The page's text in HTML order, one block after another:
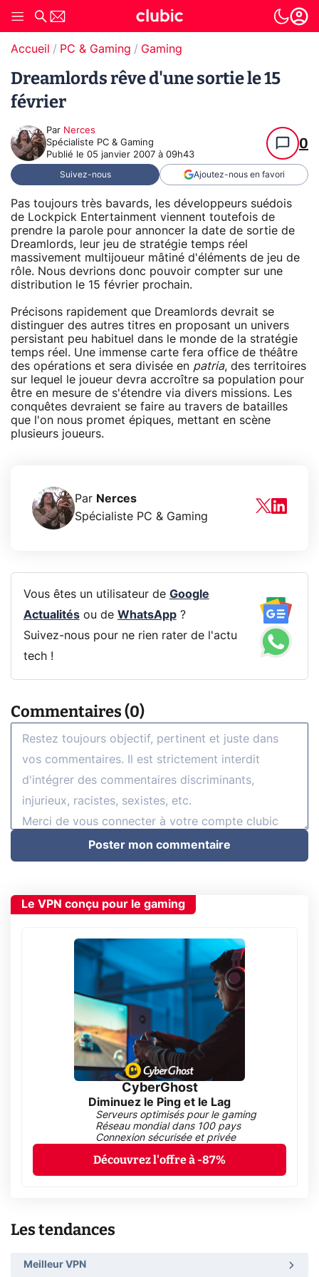
Accueil PC & Gaming Gaming
Dreamlords rêve d'une sortie le 15
février
Par Nerces
Spécialiste PC & Gaming
Publié le 05 janvier 2007 à 09h43
0
Suivez-nous Ajoutez-nous en favori
Pas toujours très bavards, les développeurs suédois
de Lockpick Entertainment viennent toutefois de
prendre la parole pour annoncer la date de sortie de
Dreamlords, leur jeu de stratégie temps réel
massivement multijoueur mâtiné d'éléments de jeu de
rôle. Nous devrions donc pouvoir compter sur une
distribution le 15 février prochain.
Précisons rapidement que Dreamlords devrait se
distinguer des autres titres en proposant un univers
persistant peu habituel dans le monde de la stratégie
temps réel. Une immense carte fera office de théâtre
des opérations et sera divisée en patria, des territoires
sur lequel le joueur devra accroître sa population pour
être en mesure de s'étendre via divers missions. Les
conquêtes devraient se faire au travers de batailles
que l'on nous promet épiques, mettant en scène
plusieurs joueurs.
Par Nerces
Spécialiste PC & Gaming
Vous êtes un utilisateur de Google
Actualitésou de WhatsApp?
Suivez-nous pour ne rien rater de l'actu
tech !
Commentaires (0)
Poster mon commentaire
Le VPN conçu pour le gaming
CyberGhost
Diminuez le Ping et le Lag
Serveurs optimisés pour le gaming
Réseau mondial dans 100 pays
Connexion sécurisée et privée
Découvrez l'offre à -87%
Les tendances
Meilleur VPN